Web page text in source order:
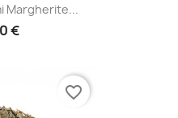
Margherite...
€
favorite_border